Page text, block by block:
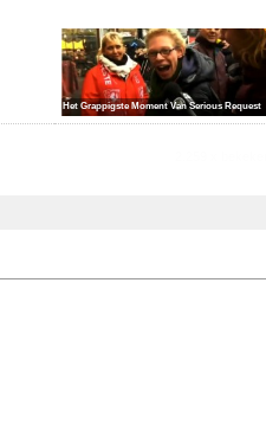
Het Grappigste Moment Van Serious Request